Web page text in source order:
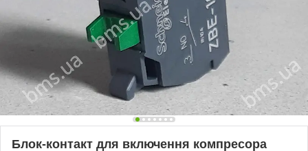
Блок-контакт для включення компресора